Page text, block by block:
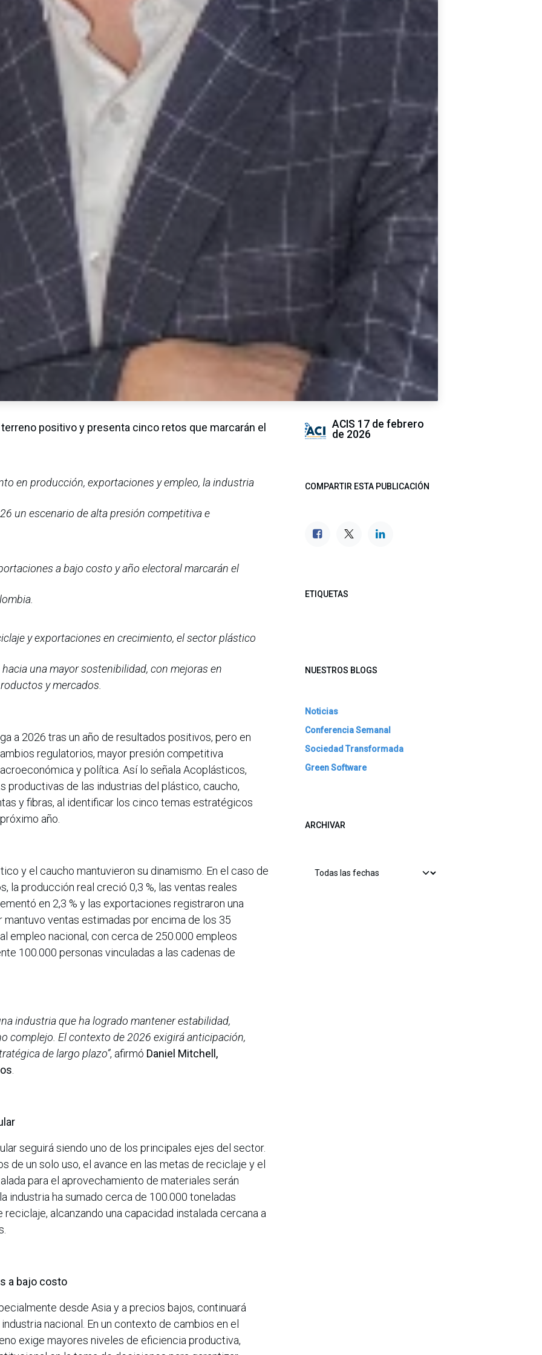
positivo y presenta cinco retos que marcarán el
en producción, exportaciones y empleo, la industria
un escenario de alta presión competitiva e
a bajo costo y año electoral marcarán el
y exportaciones en crecimiento, el sector plástico
una mayor sostenibilidad, con mejoras en
y mercados.
a 2026 tras un año de resultados positivos, pero en
regulatorios, mayor presión competitiva
y política. Así lo señala Acoplásticos,
productivas de las industrias del plástico, caucho,
y fibras, al identificar los cinco temas estratégicos
año.
y el caucho mantuvieron su dinamismo. En el caso de
la producción real creció 0,3 %, las ventas reales
en 2,3 % y las exportaciones registraron una
mantuvo ventas estimadas por encima de los 35
empleo nacional, con cerca de 250.000 empleos
100.000 personas vinculadas a las cadenas de
industria que ha logrado mantener estabilidad,
complejo. El contexto de 2026 exigirá anticipación,
de largo plazo”, afirmó Daniel Mitchell,
seguirá siendo uno de los principales ejes del sector.
de un solo uso, el avance en las metas de reciclaje y el
para el aprovechamiento de materiales serán
industria ha sumado cerca de 100.000 toneladas
alcanzando una capacidad instalada cercana a
a bajo costo
desde Asia y a precios bajos, continuará
nacional. En un contexto de cambios en el
exige mayores niveles de eficiencia productiva,
ACIS 17 de febrero
de 2026
COMPARTIR ESTA PUBLICACIÓN
ETIQUETAS
NUESTROS BLOGS
Noticias
Conferencia Semanal
Sociedad Transformada
Green Software
ARCHIVAR